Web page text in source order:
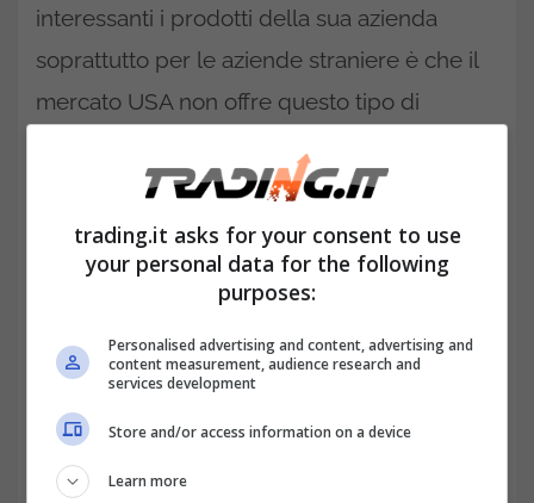
interessanti i prodotti della sua azienda
soprattutto per le aziende straniere è che il
mercato USA non offre questo tipo di
a intrattenere il pubblico senza
sconvolgerlo, producendo in proprio tutte
le parti dell’opera: dall’ideazione con lo
sviluppo del soggetto, al casting, alle riprese
nei quattro studi di cui siamo proprietari fino
alla postproduzione in tutte le sue fasi.
trading.it asks for your consent to use
your personal data for the following
purposes:
Personalised advertising and content, advertising and
content measurement, audience research and
services development
Store and/or access information on a device
Learn more